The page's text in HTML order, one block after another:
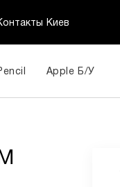
Киев
Apple Б/У